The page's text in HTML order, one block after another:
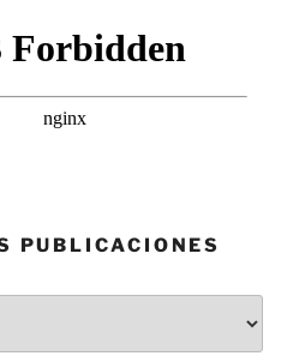
PUBLICACIONES